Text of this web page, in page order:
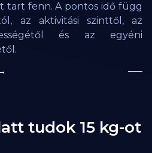
tart fenn. A pontos idő függ
az aktivitási szinttől, az
és az egyéni
tudok 15 kg-ot